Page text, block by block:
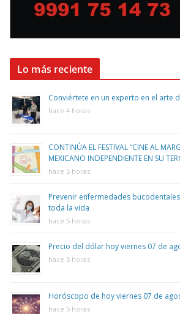
Lo más reciente
Conviértete en un experto en el arte
hace 4 horas
CONTINÚA EL FESTIVAL “CINE AL
MEXICANO INDEPENDIENTE EN SU
hace 5 horas
Prevenir enfermedades
toda la vida
hace 5 horas
Precio del dólar hoy viernes 07 de
hace 5 horas
Horóscopo de hoy viernes 07 de
hace 5 horas